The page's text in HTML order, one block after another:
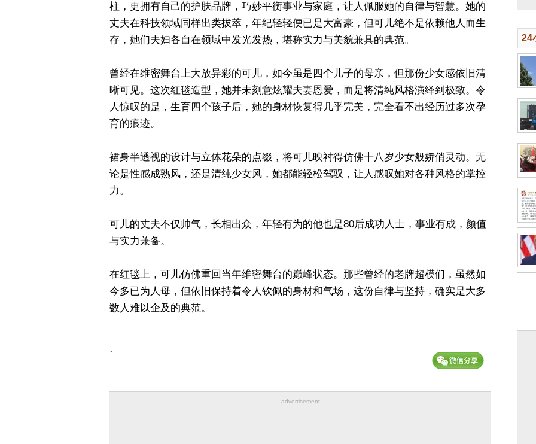
柱，更拥有自己的护肤品牌，巧妙平衡事业与家庭，让人佩服她的自律与智慧。她的
丈夫在科技领域同样出类拔萃，年纪轻轻便已是大富豪，但可儿绝不是依赖他人而生
存，她们夫妇各自在领域中发光发热，堪称实力与美貌兼具的典范。
曾经在维密舞台上大放异彩的可儿，如今虽是四个儿子的母亲，但那份少女感依旧清
晰可见。这次红毯造型，她并未刻意炫耀夫妻恩爱，而是将清纯风格演绎到极致。令
人惊叹的是，生育四个孩子后，她的身材恢复得几乎完美，完全看不出经历过多次孕
育的痕迹。
裙身半透视的设计与立体花朵的点缀，将可儿映衬得仿佛十八岁少女般娇俏灵动。无
论是性感成熟风，还是清纯少女风，她都能轻松驾驭，让人感叹她对各种风格的掌控
力。
可儿的丈夫不仅帅气，长相出众，年轻有为的他也是80后成功人士，事业有成，颜值
与实力兼备。
在红毯上，可儿仿佛重回当年维密舞台的巅峰状态。那些曾经的老牌超模们，虽然如
今多已为人母，但依旧保持着令人钦佩的身材和气场，这份自律与坚持，确实是大多
数人难以企及的典范。
`
advertisement
24